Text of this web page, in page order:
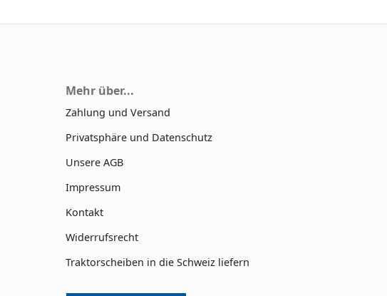
Mehr über...
Zahlung und Versand
Privatsphäre und Datenschutz
Unsere AGB
Impressum
Kontakt
Widerrufsrecht
Traktorscheiben in die Schweiz liefern